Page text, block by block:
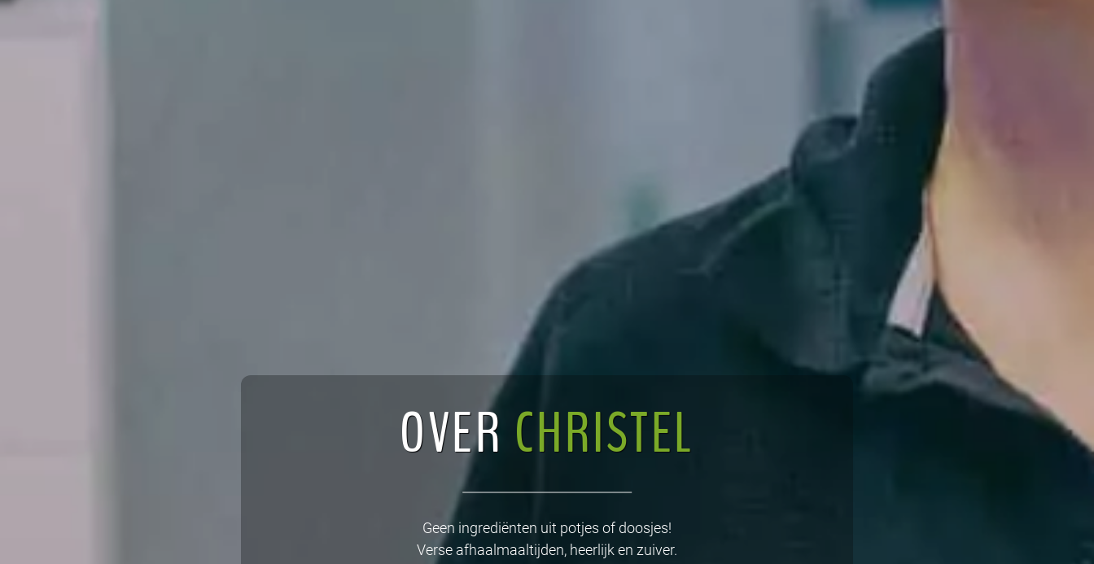
OVER CHRISTEL
Geen ingrediënten uit potjes of doosjes!
Verse afhaalmaaltijden, heerlijk en zuiver.